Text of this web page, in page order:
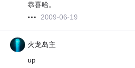
恭喜哈。
2009-06-19
火龙岛主
up